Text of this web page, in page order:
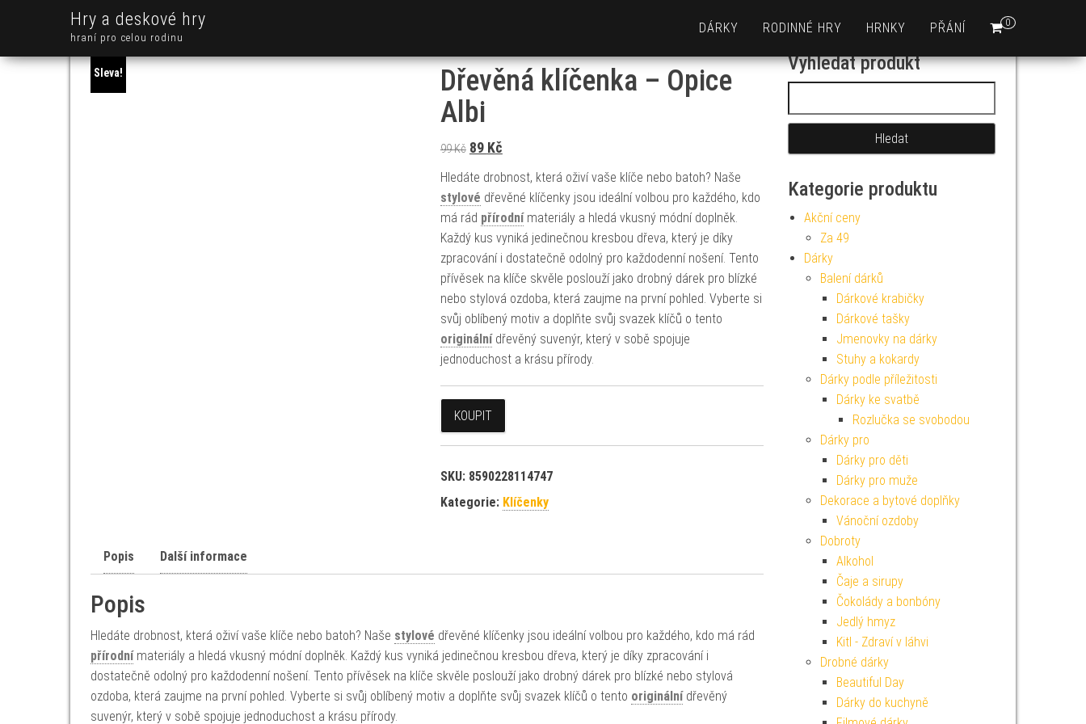
Hry a deskové hry
hraní pro celou rodinu
0
DÁRKY RODINNÉ HRY HRNKY PŘÁNÍ
Sleva!
Dřevěná klíčenka – Opice
Albi
99Kč Původní cena byla: 99 Kč.
89 KčAktuální cena je: 89 Kč.
Hledáte drobnost, která oživí vaše klíče nebo batoh? Naše
stylové dřevěné klíčenky jsou ideální volbou pro každého, kdo
má rád přírodnímateriály a hledá vkusný módní doplněk.
Každý kus vyniká jedinečnou kresbou dřeva, který je díky
zpracování i dostatečně odolný pro každodenní nošení. Tento
přívěsek na klíče skvěle poslouží jako drobný dárek pro blízké
nebo stylová ozdoba, která zaujme na první pohled. Vyberte si
svůj oblíbený motiv a doplňte svůj svazek klíčů o tento
originálnídřevěný suvenýr, který v sobě spojuje
jednoduchost a krásu přírody.
KOUPIT
SKU: 8590228114747
Kategorie: Klíčenky
Popis Další informace
Popis
Hledáte drobnost, která oživí vaše klíče nebo batoh? Naše stylové dřevěné klíčenky jsou ideální volbou pro každého, kdo má rád
přírodnímateriály a hledá vkusný módní doplněk. Každý kus vyniká jedinečnou kresbou dřeva, který je díky zpracování i
dostatečně odolný pro každodenní nošení. Tento přívěsek na klíče skvěle poslouží jako drobný dárek pro blízké nebo stylová
ozdoba, která zaujme na první pohled. Vyberte si svůj oblíbený motiv a doplňte svůj svazek klíčů o tento originálnídřevěný
suvenýr, který v sobě spojuje jednoduchost a krásu přírody.
Vyhledat produkt
Kategorie produktu
Akční ceny
Za 49
Dárky
Balení dárků
Dárkové krabičky
Dárkové tašky
Jmenovky na dárky
Stuhy a kokardy
Dárky podle příležitosti
Dárky ke svatbě
Rozlučka se svobodou
Dárky pro
Dárky pro děti
Dárky pro muže
Dekorace a bytové doplňky
Vánoční ozdoby
Dobroty
Alkohol
Čaje a sirupy
Čokolády a bonbóny
Jedlý hmyz
Kitl - Zdraví v láhvi
Drobné dárky
Beautiful Day
Dárky do kuchyně